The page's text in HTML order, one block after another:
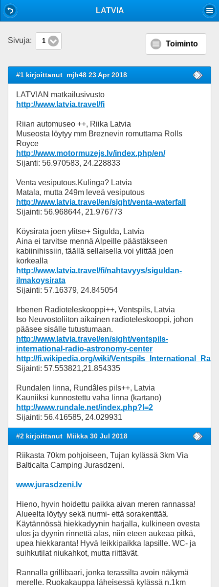
LATVIA
Sivuja: 1 Toiminto
#1 kirjoittanut mjh48 23 Apr 2018
LATVIAN matkailusivusto
http://www.latvia.travel/fi
Riian automuseo ++, Riika Latvia
Museosta löytyy mm Breznevin romuttama Rolls
Royce
http://www.motormuzejs.lv/index.php/en/
Sijanti: 56.970583, 24.228833
Venta vesiputous,Kulinga? Latvia
Matala, mutta 249m leveä vesiputous
http://www.latvia.travel/en/sight/venta-waterfall
Sijainti: 56.968644, 21.976773
Köysirata joen ylitse+ Sigulda, Latvia
Aina ei tarvitse mennä Alpeille päästäkseen
kabiinihissiin, täällä sellaisella voi ylittää joen
korkealla
http://www.latvia.travel/fi/nahtavyys/siguldan-
ilmakoysirata
Sijainti: 57.16379, 24.845054
Irbenen Radioteleskooppi++, Ventspils, Latvia
Iso Neuvostoliiton aikainen radioteleskooppi, johon
pääsee sisälle tutustumaan.
http://www.latvia.travel/en/sight/ventspils-
international-radio-astronomy-center
http://fi.wikipedia.org/wiki/
Sijainti: 57.553821,21.854335
Rundalen linna, Rundâles pils++, Latvia
Kauniiksi kunnostettu vaha linna (kartano)
http://www.rundale.net/index.php?l=2
Sijainti: 56.416585, 24.029931
#2 kirjoittanut Miikka 30 Jul 2018
Riikasta 70km pohjoiseen, Tujan kylässä 3km Via
Balticalta Camping Jurasdzeni.
www.jurasdzeni.lv
Hieno, hyvin hoidettu paikka aivan meren rannassa!
Alueelta löytyy sekä nurmi- että sorakenttää.
Käytännössä hiekkadyynin harjalla, kulkineen ovesta
ulos ja dyynin rinnettä alas, niin eteen aukeaa pitkä,
upea hiekkaranta! Hyvä leikkipaikka lapsille. WC- ja
suihkutilat niukahkot, mutta riittävät.
Rannalla grillibaari, jonka terassilta avoin näkymä
merelle. Ruokakauppa läheisessä kylässä n.1km